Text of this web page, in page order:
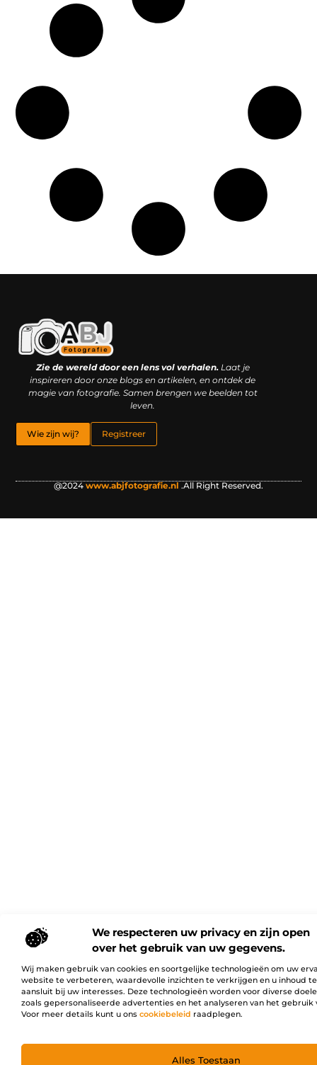
We respecteren uw privacy en zijn open
over het gebruik van uw gegevens.
Wij maken gebruik van cookies en soortgelijke technologieën om uw
website te verbeteren, waardevolle inzichten te verkrijgen en u inhoud
aansluit bij uw interesses. Deze technologieën worden voor diverse
zoals gepersonaliseerde advertenties en het analyseren van het gebruik
Voor meer details kunt u ons cookiebeleid raadplegen.
Alles Toestaan
Zie de wereld door een lens vol verhalen.Laat je
inspireren door onze blogs en artikelen, en ontdek de
magie van fotografie. Samen brengen we beelden tot
leven.
Wie zijn wij? Registreer
@2024www.abjfotografie.nl .All Right Reserved.